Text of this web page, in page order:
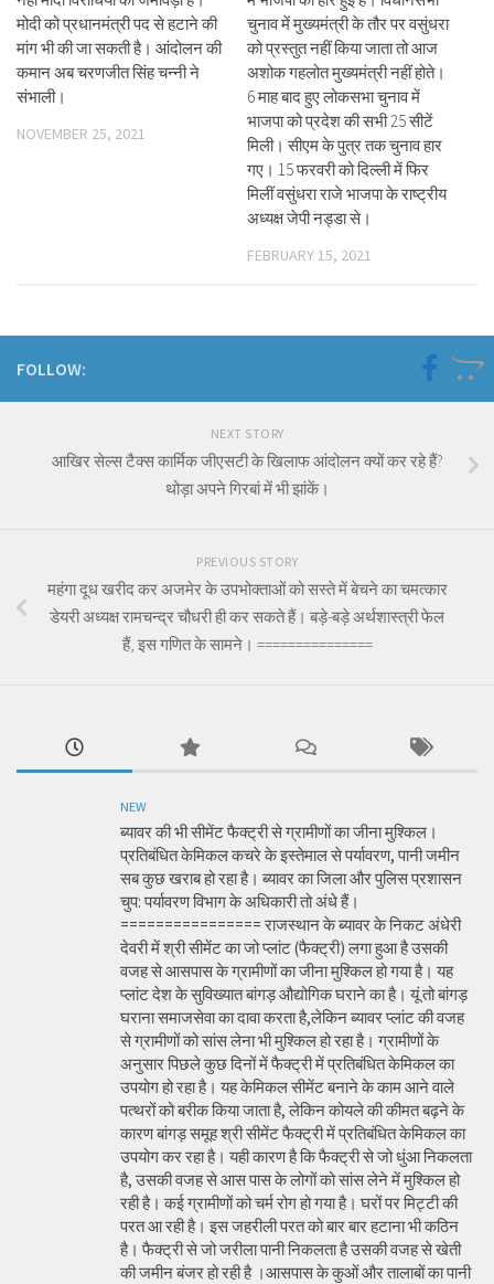
मोदी को प्रधानमंत्री पद से हटाने की
मांग भी की जा सकती है। आंदोलन की
कमान अब चरणजीत सिंह चन्नी ने
संभाली।
NOVEMBER 25, 2021
चुनाव में मुख्यमंत्री के तौर पर वसुंधरा
को प्रस्तुत नहीं किया जाता तो आज
अशोक गहलोत मुख्यमंत्री नहीं होते।
6 माह बाद हुए लोकसभा चुनाव में
भाजपा को प्रदेश की सभी 25 सीटें
मिली। सीएम के पुत्र तक चुनाव हार
गए। 15 फरवरी को दिल्ली में फिर
मिलीं वसुंधरा राजे भाजपा के राष्ट्रीय
अध्यक्ष जेपी नड्डा से।
FEBRUARY 15, 2021
FOLLOW:
NEXT STORY
आखिर सेल्स टैक्स कार्मिक जीएसटी के खिलाफ आंदोलन क्यों कर रहे हैं?
थोड़ा अपने गिरबां में भी झांकें।
PREVIOUS STORY
महंगा दूध खरीद कर अजमेर के उपभोक्ताओं को सस्ते में बेचने का चमत्कार
डेयरी अध्यक्ष रामचन्द्र चौधरी ही कर सकते हैं। बड़े-बड़े अर्थशास्त्री फेल
हैं, इस गणित के सामने। ===============
NEW
ब्यावर की भी सीमेंट फैक्ट्री से ग्रामीणों का जीना मुश्किल।
प्रतिबंधित केमिकल कचरे के इस्तेमाल से पर्यावरण, पानी जमीन
सब कुछ खराब हो रहा है। ब्यावर का जिला और पुलिस प्रशासन
चुप: पर्यावरण विभाग के अधिकारी तो अंधे हैं।
================ राजस्थान के ब्यावर के निकट अंधेरी
देवरी में श्री सीमेंट का जो प्लांट (फैक्ट्री) लगा हुआ है उसकी
वजह से आसपास के ग्रामीणों का जीना मुश्किल हो गया है। यह
प्लांट देश के सुविख्यात बांगड़ औद्योगिक घराने का है। यूं तो बांगड़
घराना समाजसेवा का दावा करता है,लेकिन ब्यावर प्लांट की वजह
से ग्रामीणों को सांस लेना भी मुश्किल हो रहा है। ग्रामीणों के
अनुसार पिछले कुछ दिनों में फैक्ट्री में प्रतिबंधित केमिकल का
उपयोग हो रहा है। यह केमिकल सीमेंट बनाने के काम आने वाले
पत्थरों को बरीक किया जाता है, लेकिन कोयले की कीमत बढ़ने के
कारण बांगड़ समूह श्री सीमेंट फैक्ट्री में प्रतिबंधित केमिकल का
उपयोग कर रहा है। यही कारण है कि फैक्ट्री से जो धुंआ निकलता
है, उसकी वजह से आस पास के लोगों को सांस लेने में मुश्किल हो
रही है। कई ग्रामीणों को चर्म रोग हो गया है। घरों पर मिट्टी की
परत आ रही है। इस जहरीली परत को बार बार हटाना भी कठिन
है। फैक्ट्री से जो जरीला पानी निकलता है उसकी वजह से खेती
की जमीन बंजर हो रही है ।आसपास के कुओं और तालाबों का पानी